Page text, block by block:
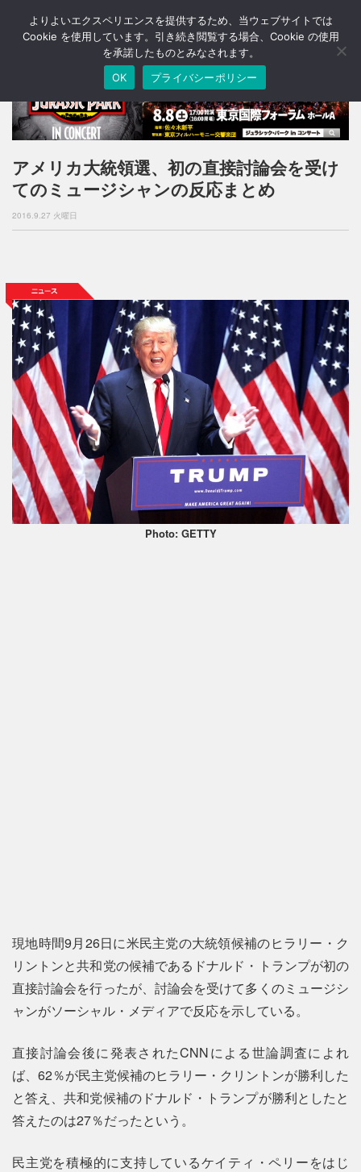
T
o
n
a
v
i
g
o
アメリカ大統領選、初の直接討論会を受け
てのミュージシャンの反応まとめ
2016.9.27 火曜日
Photo: GETTY
現地時間9月26日に米民主党の大統領候補のヒラリー・ク
リントンと共和党の候補であるドナルド・トランプが初の
直接討論会を行ったが、討論会を受けて多くのミュージシ
ャンがソーシャル・メディアで反応を示している。
直接討論会後に発表されたCNNによる世論調査によれ
ば、62％が民主党候補のヒラリー・クリントンが勝利した
と答え、共和党候補のドナルド・トランプが勝利としたと
答えたのは27％だったという。
民主党を積極的に支持しているケイティ・ペリーをはじ
よりよいエクスペリエンスを提供するため、当ウェブサイトでは
Cookie を使用しています。引き続き閲覧する場合、Cookie の使用
を承諾したものとみなされます。
OK
プライバシーポリシー